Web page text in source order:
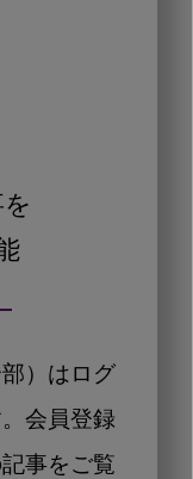
）はログ
会員登録
事をご覧